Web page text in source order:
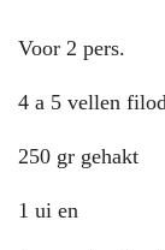
Voor 2 pers.
4 a 5 vellen
250 gr gehakt
1 ui en